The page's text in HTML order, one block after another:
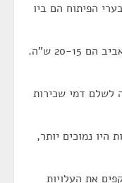
הפיתוח הם ביו
דמי שכירות נמוכים ביותר בארץ. בתל-אביב הם 20-15 ש"ה.
לשלם דמי שכירות
היו נמוכים יותר,
את העלויות